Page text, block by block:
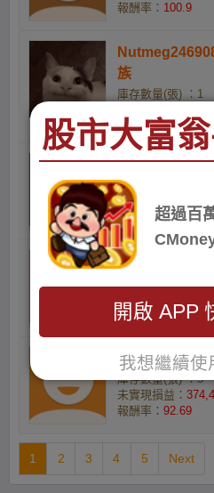
報酬率： 100.9
族
庫存數量(張) ：1
報酬率：100.12
uKnyQ3YJiW
庫存數量(張) ：1
未實現損益：
報酬率：96.58
FKitjzpBNh的
未實現損益：
報酬率：94.62
賴旭杰的小資
庫存數量(張) ：5
未實現損益：
報酬率： 92.69
1 2 3 4 5 Next
股市大富
超過百
開啟 APP
我想繼續使